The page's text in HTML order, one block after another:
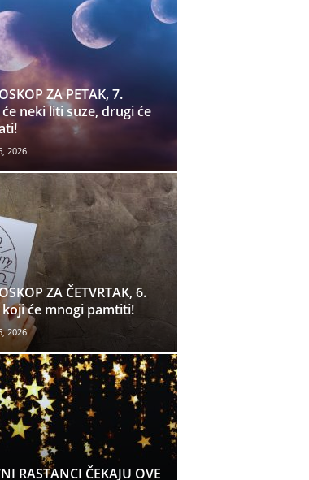
ZA PETAK, 7.
će neki liti suze, drugi će
2026
ZA ČETVRTAK, 6.
koji će mnogi pamtiti!
2026
RASTANCI ČEKAJU OVE